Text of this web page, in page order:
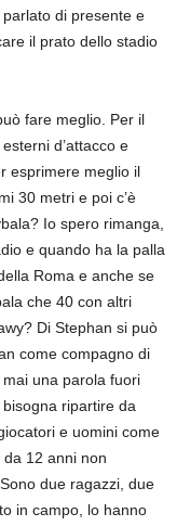
di presente e
il prato dello stadio
fare meglio. Per il
d’attacco e
esprimere meglio il
30 metri e poi c’è
Io spero rimanga,
e quando ha la palla
Roma e anche se
che 40 con altri
Di Stephan si può
come compagno di
una parola fuori
ripartire da
e uomini come
12 anni non
due ragazzi, due
in campo, lo hanno